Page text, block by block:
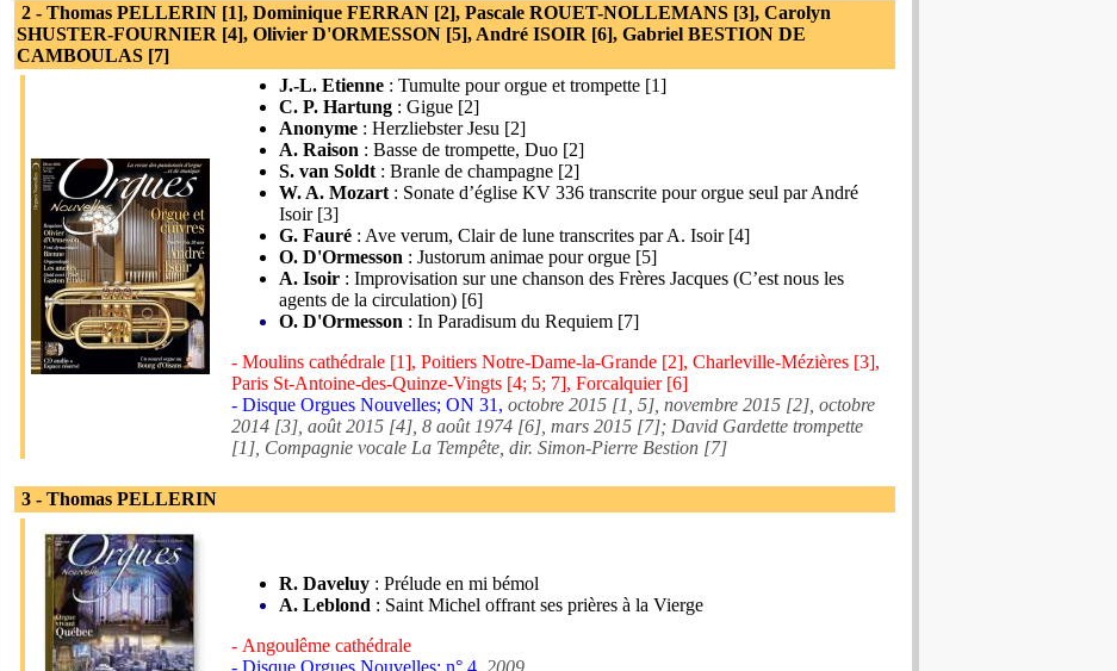
2 - Thomas PELLERIN [1], Dominique FERRAN [2], Pascale ROUET-NOLLEMANS [3], Carolyn
SHUSTER-FOURNIER [4], Olivier D'ORMESSON [5], André ISOIR [6], Gabriel BESTION DE
CAMBOULAS [7]
J.-L. Etienne : Tumulte pour orgue et trompette [1]
C. P. Hartung : Gigue [2]
Anonyme : Herzliebster Jesu [2]
A. Raison : Basse de trompette, Duo [2]
S. van Soldt : Branle de champagne [2]
W. A. Mozart : Sonate d’église KV 336 transcrite pour orgue seul par André
Isoir [3]
G. Fauré : Ave verum, Clair de lune transcrites par A. Isoir [4]
O. D'Ormesson : Justorum animae pour orgue [5]
A. Isoir : Improvisation sur une chanson des Frères Jacques (C’est nous les
agents de la circulation) [6]
O. D'Ormesson : In Paradisum du Requiem [7]
- Moulins cathédrale [1], Poitiers Notre-Dame-la-Grande [2], Charleville-Mézières [3],
Paris St-Antoine-des-Quinze-Vingts [4; 5; 7], Forcalquier [6]
- Disque Orgues Nouvelles; ON 31, octobre 2015 [1, 5], novembre 2015 [2], octobre
2014 [3], août 2015 [4], 8 août 1974 [6], mars 2015 [7]; David Gardette trompette
[1], Compagnie vocale La Tempête, dir. Simon-Pierre Bestion [7]
3 - Thomas PELLERIN
R. Daveluy : Prélude en mi bémol
A. Leblond : Saint Michel offrant ses prières à la Vierge
- Angoulême cathédrale
- Disque Orgues Nouvelles; n° 4, 2009